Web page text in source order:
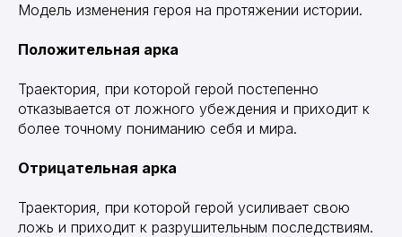
Модель изменения героя на протяжении истории.
Положительная арка
Траектория, при которой герой постепенно
отказывается от ложного убеждения и приходит к
более точному пониманию себя и мира.
Отрицательная арка
Траектория, при которой герой усиливает свою
ложь и приходит к разрушительным последствиям.